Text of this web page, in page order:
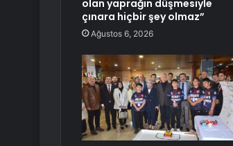
olan yaprağın düşmesiyle
çınara hiçbir şey olmaz”
Ağustos 6, 2026